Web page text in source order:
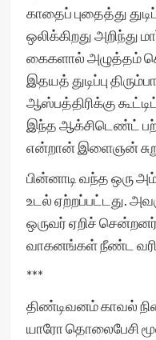
காதைப் புதைத்து
ஒலிக்கிறது அறிந்து
கைகளால் அழுத்தம்
இதயத் துடிப்பு
ஆஸ்பத்திரிக்கு
இந்த ஆக்சிடெண்ட்
என்றான் இளைஞன்
பின்னாடி வந்த ஒரு
உடல் ஏற்றப்பட்டது.
ஒருவர் ஏறிச்
வாகனங்கள் நீண்ட
***
திண்டிவனம் காவல்
யாரோ தொலைபேசி